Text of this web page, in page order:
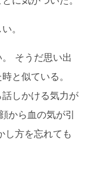
。
そうだ思い出
と似ている。
しかける気力が
から血の気が引
し方を忘れても